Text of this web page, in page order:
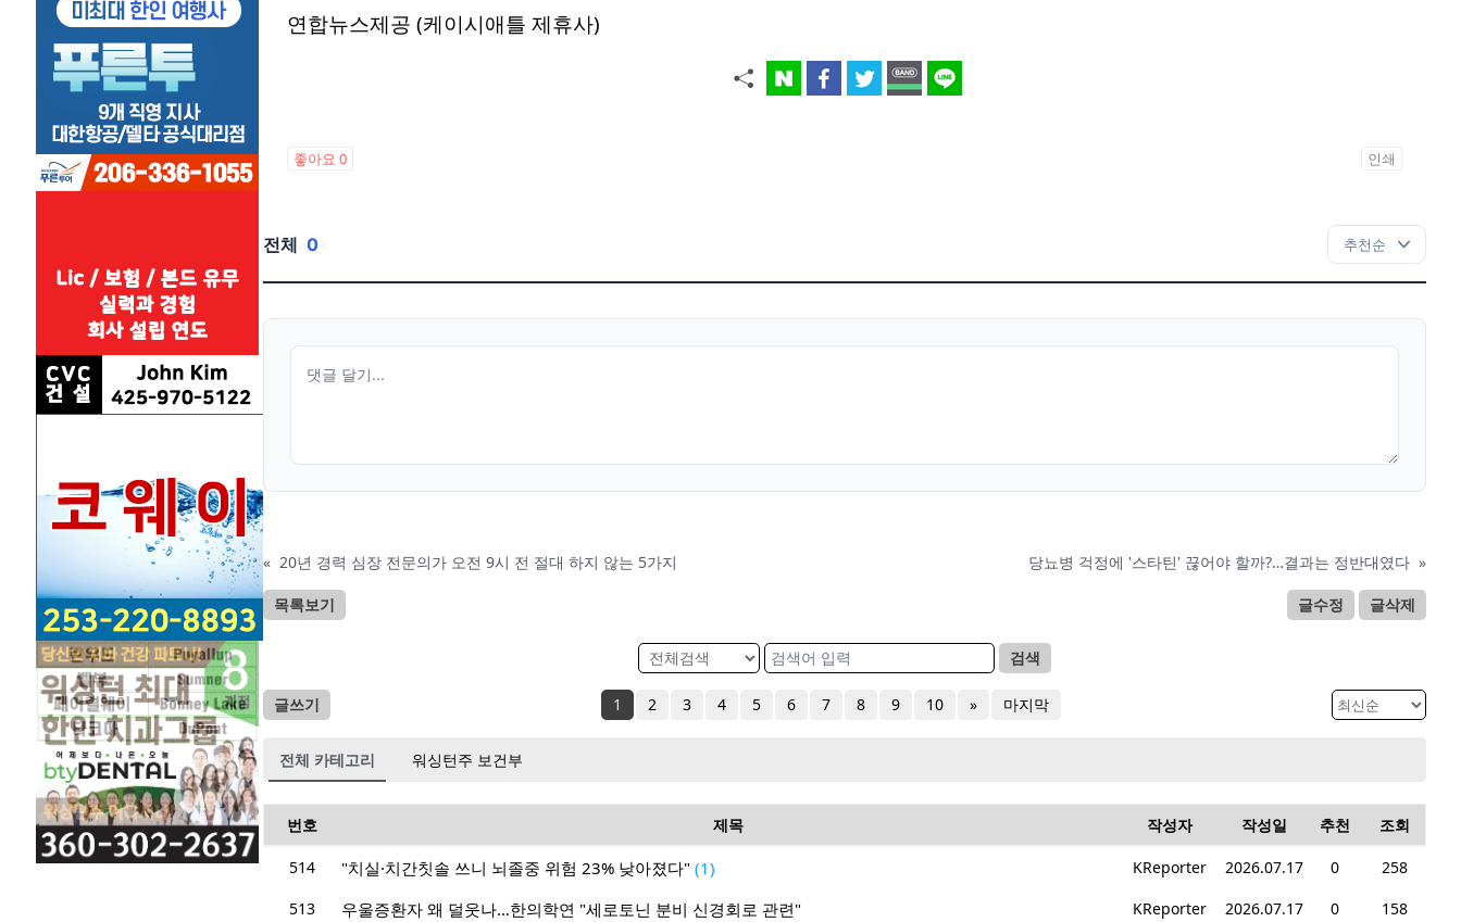
연합뉴스제공 (케이시애틀 제휴사)
좋아요 0 인쇄
전체 0
« 20년 경력 심장 전문의가 오전 9시 전 절대 하지 않는 5가지 당뇨병 걱정에 '스타틴' 끊어야 할까?…결과는 정반대였다 »
목록보기 글수정 글삭제
검색
글쓰기 1 2 3 4 5 6 7 8 9 10 » 마지막
전체 카테고리 워싱턴주 보건부
번호 제목 작성자 작성일 추천 조회
514 "치실·치간칫솔 쓰니 뇌졸중 위험 23% 낮아졌다" (1) KReporter 2026.07.17 0
258
513
우울증환자 왜 덜웃나…한의학연 "세로토닌 분비 신경회로 관련" KReporter 2026.07.17 0
158